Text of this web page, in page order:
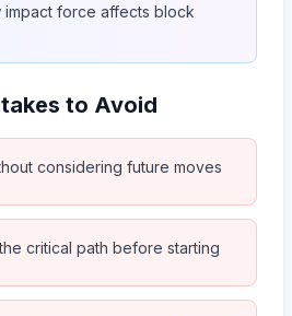
impact force affects block
to Avoid
considering future moves
critical path before starting